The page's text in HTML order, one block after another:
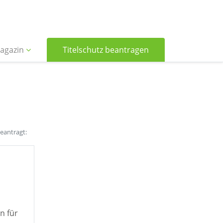
Titelschutz beantragen
für